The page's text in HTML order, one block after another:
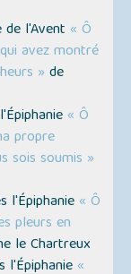
l'Avent « Ô
avez montré
» de
« Ô
propre
sois soumis »
l'Épiphanie « Ô
pleurs en
le Chartreux
l'Épiphanie «